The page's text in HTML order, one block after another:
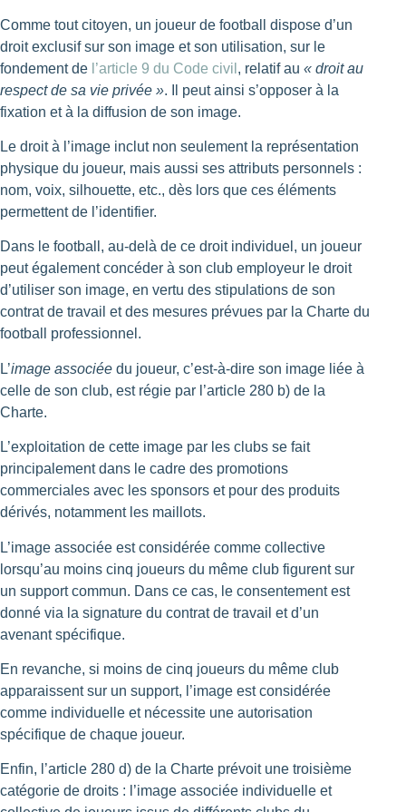
Comme tout citoyen, un joueur de football dispose d’un
droit exclusif sur son image et son utilisation, sur le
fondement de l’article 9 du Code civil , relatif au « droit au
respect de sa vie privée ». Il peut ainsi s’opposer à la
fixation et à la diffusion de son image.
Le droit à l’image inclut non seulement la représentation
physique du joueur, mais aussi ses attributs personnels :
nom, voix, silhouette, etc., dès lors que ces éléments
permettent de l’identifier.
Dans le football, au-delà de ce droit individuel, un joueur
peut également concéder à son club employeur le droit
d’utiliser son image, en vertu des stipulations de son
contrat de travail et des mesures prévues par la Charte du
football professionnel.
L’image associée du joueur, c’est-à-dire son image liée à
celle de son club, est régie par l’article 280 b) de la
Charte.
L’exploitation de cette image par les clubs se fait
principalement dans le cadre des promotions
commerciales avec les sponsors et pour des produits
dérivés, notamment les maillots.
L’image associée est considérée comme collective
lorsqu’au moins cinq joueurs du même club figurent sur
un support commun. Dans ce cas, le consentement est
donné via la signature du contrat de travail et d’un
avenant spécifique.
En revanche, si moins de cinq joueurs du même club
apparaissent sur un support, l’image est considérée
comme individuelle et nécessite une autorisation
spécifique de chaque joueur.
Enfin, l’article 280 d) de la Charte prévoit une troisième
catégorie de droits : l’image associée individuelle et